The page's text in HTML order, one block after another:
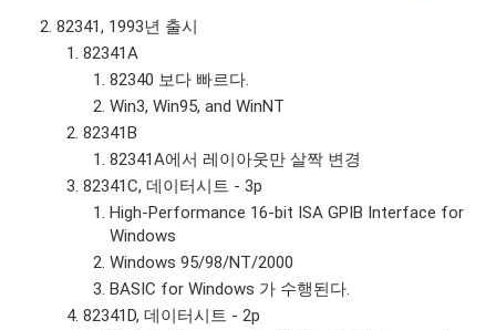
82341, 1993년 출시
82341A
82340 보다 빠르다.
Win3, Win95, and WinNT
82341B
82341A에서 레이아웃만 살짝 변경
82341C, 데이터시트 - 3p
High-Performance 16-bit ISA GPIB Interface for
Windows
Windows 95/98/NT/2000
BASIC for Windows 가 수행된다.
82341D, 데이터시트 - 2p